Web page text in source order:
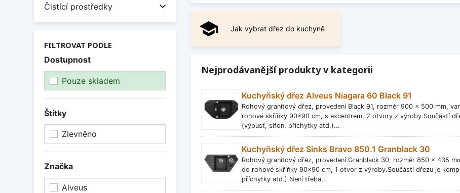
Čistící prostředky 
FILTROVAT PODLE
Dostupnost
Pouze skladem
Štítky
Zlevněno
Značka
Alveus
school Jak vybrat dřez do kuchyně
Nejprodávanější produkty v kategorii
Kuchyňský dřez Alveus Niagara 60 Black 91
Rohový granitový dřez, provedení Black 91, rozměr 900 x 500 mm,
rohové skříňky 90x90 cm, s excentrem, 2 otvory z výroby.Součástí
(výpusť, sifon, příchytky atd.)...
Kuchyňský dřez Sinks Bravo 850.1 Granblack 30
Rohový granitový dřez, provedení Granblack 30, rozměr 850 x 435
do rohové skříňky 90x90 cm, 1 otvor z výroby.Součástí dřezu je
příchytky atd.) Není třeba...